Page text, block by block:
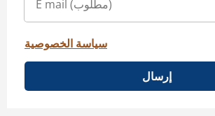
سياسة الخصوصية
إرسال